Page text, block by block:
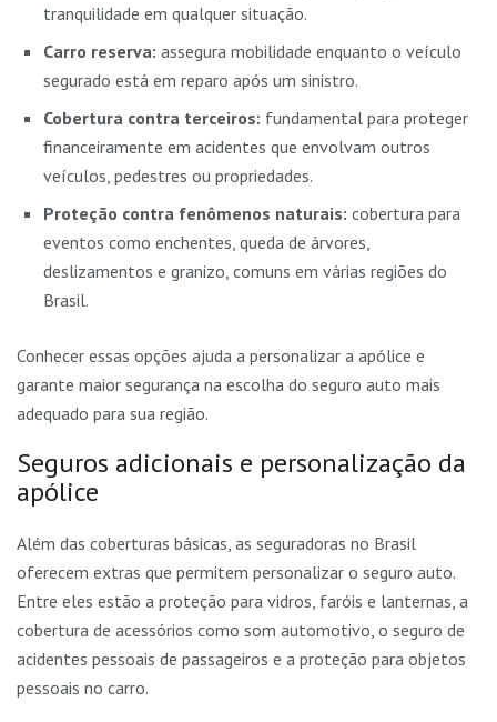
tranquilidade em qualquer situação.
Carro reserva: assegura mobilidade enquanto o veículo
segurado está em reparo após um sinistro.
Cobertura contra terceiros: fundamental para proteger
financeiramente em acidentes que envolvam outros
veículos, pedestres ou propriedades.
Proteção contra fenômenos naturais: cobertura para
eventos como enchentes, queda de árvores,
deslizamentos e granizo, comuns em várias regiões do
Brasil.
Conhecer essas opções ajuda a personalizar a apólice e
garante maior segurança na escolha do seguro auto mais
adequado para sua região.
Seguros adicionais e personalização da
apólice
Além das coberturas básicas, as seguradoras no Brasil
oferecem extras que permitem personalizar o seguro auto.
Entre eles estão a proteção para vidros, faróis e lanternas, a
cobertura de acessórios como som automotivo, o seguro de
acidentes pessoais de passageiros e a proteção para objetos
pessoais no carro.